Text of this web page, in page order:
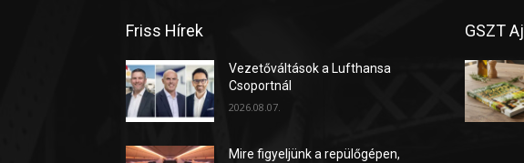
Friss Hírek
Vezetőváltások a Lufthansa
Csoportnál
2026.08.07.
Mire figyeljünk a repülőgépen,
GSZT